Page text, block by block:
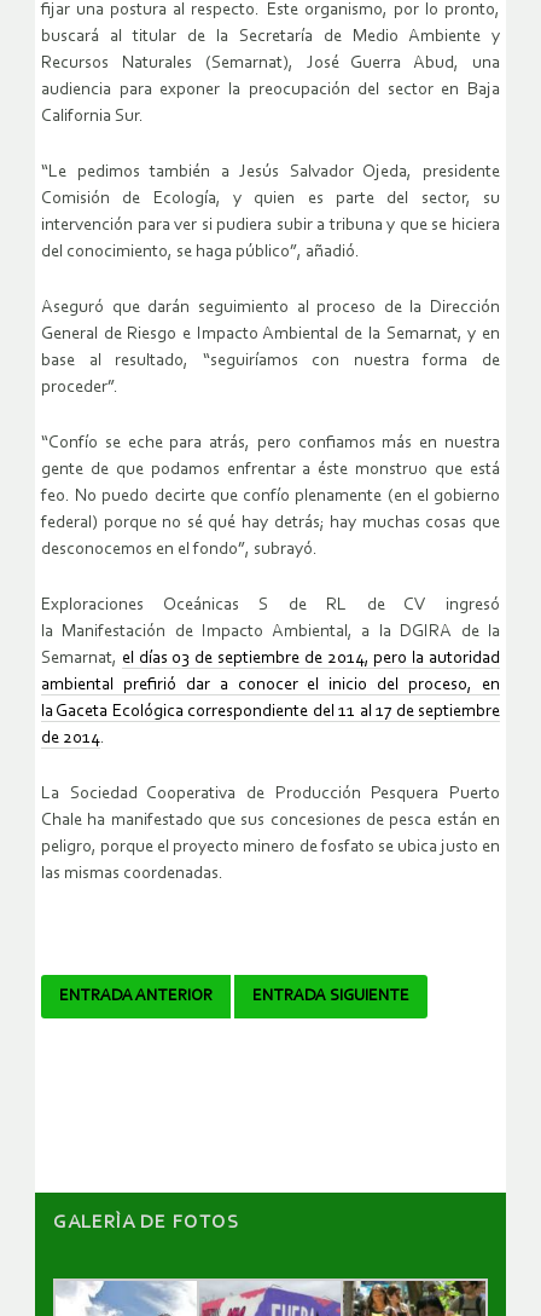
fijar una postura al respecto. Este organismo, por lo pronto,
buscará al titular de la Secretaría de Medio Ambiente y
Recursos Naturales (Semarnat), José Guerra Abud, una
audiencia para exponer la preocupación del sector en Baja
California Sur.
“Le pedimos también a Jesús Salvador Ojeda, presidente
Comisión de Ecología, y quien es parte del sector, su
intervención para ver si pudiera subir a tribuna y que se hiciera
del conocimiento, se haga público”, añadió.
Aseguró que darán seguimiento al proceso de la Dirección
General de Riesgo e Impacto Ambiental de la Semarnat, y en
base al resultado, “seguiríamos con nuestra forma de
proceder”.
“Confío se eche para atrás, pero confiamos más en nuestra
gente de que podamos enfrentar a éste monstruo que está
feo. No puedo decirte que confío plenamente (en el gobierno
federal) porque no sé qué hay detrás; hay muchas cosas que
desconocemos en el fondo”, subrayó.
Exploraciones Oceánicas S de RL de CV ingresó
la Manifestación de Impacto Ambiental, a la DGIRA de la
Semarnat, el días 03 de septiembre de 2014, pero la autoridad
ambiental prefirió dar a conocer el inicio del proceso, en
la Gaceta Ecológica correspondiente del 11 al 17 de septiembre
de 2014.
La Sociedad Cooperativa de Producción Pesquera Puerto
Chale ha manifestado que sus concesiones de pesca están en
peligro, porque el proyecto minero de fosfato se ubica justo en
las mismas coordenadas.
Navegador
ENTRADA ANTERIOR ENTRADA SIGUIENTE
GALERÌA DE FOTOS